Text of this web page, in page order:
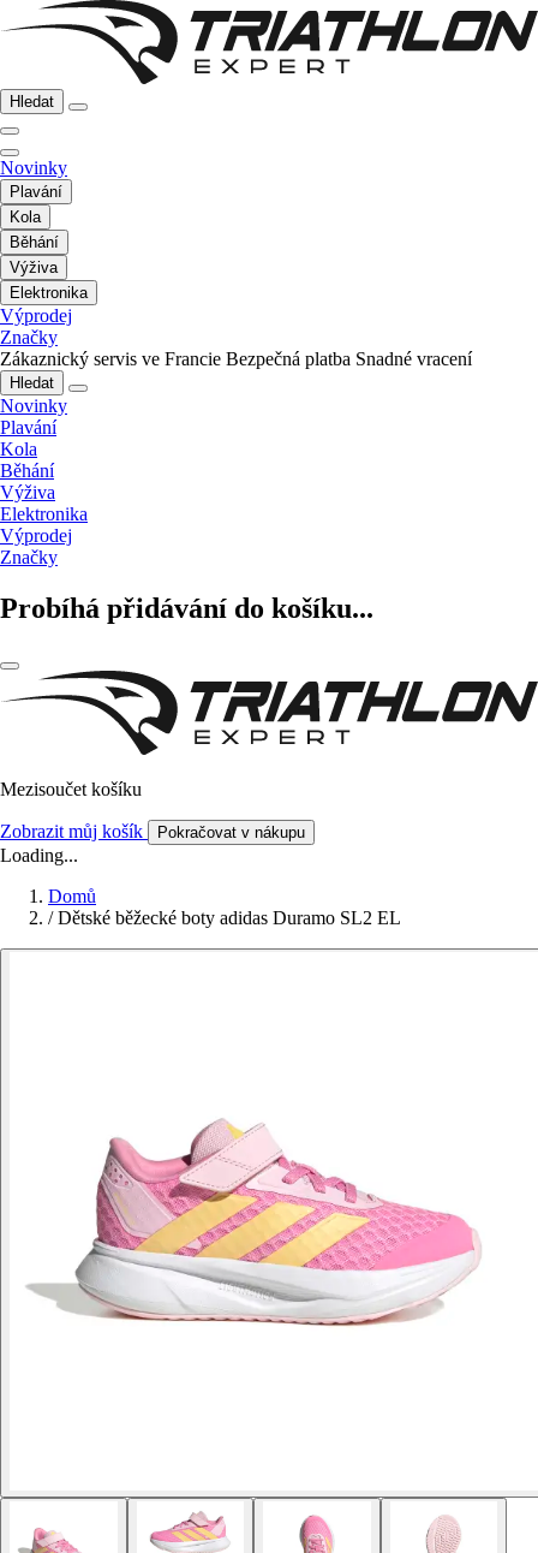
Hledat
Novinky
Plavání
Kola
Běhání
Výživa
Elektronika
Výprodej
Značky
Zákaznický servis ve Francie Bezpečná platba Snadné vracení
Hledat
Novinky
Plavání
Kola
Běhání
Výživa
Elektronika
Výprodej
Značky
Probíhá přidávání do košíku...
Mezisoučet košíku
Zobrazit můj košík Pokračovat v nákupu
Loading...
Domů
/ Dětské běžecké boty adidas Duramo SL2 EL